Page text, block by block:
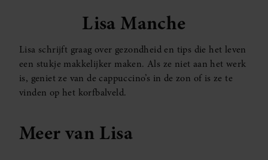
Lisa Manche
Lisa schrijft graag over gezondheid en tips die het leven
een stukje makkelijker maken. Als ze niet aan het werk
is, geniet ze van de cappuccino’s in de zon of is ze te
vinden op het korfbalveld.
Meer van Lisa